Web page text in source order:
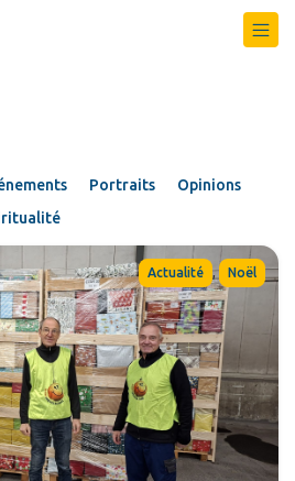
Portraits
Opinions
Actualité , Noël